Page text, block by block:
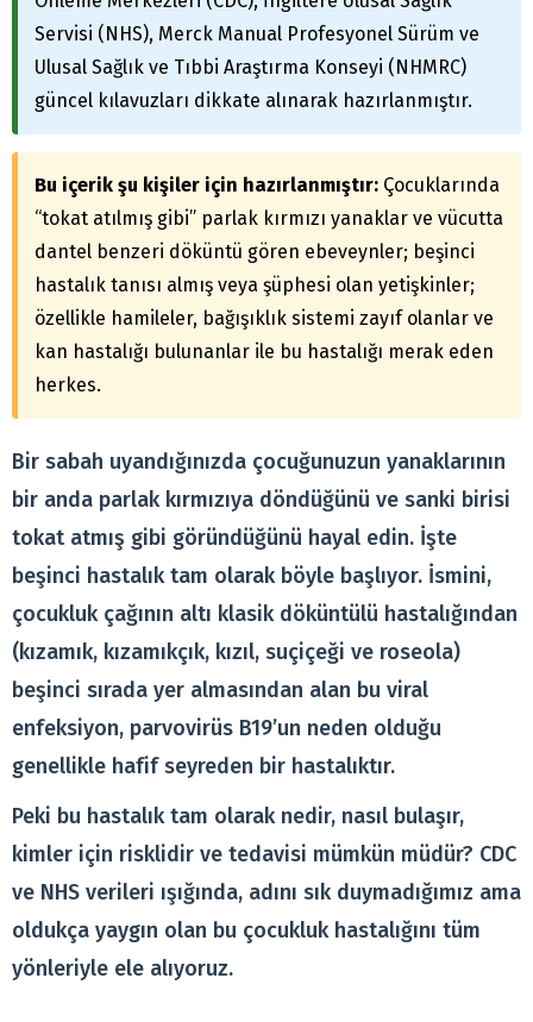
Servisi (NHS), Merck Manual Profesyonel Sürüm ve
Ulusal Sağlık ve Tıbbi Araştırma Konseyi (NHMRC)
güncel kılavuzları dikkate alınarak hazırlanmıştır.
Bu içerik şu kişiler için hazırlanmıştır: Çocuklarında
“tokat atılmış gibi” parlak kırmızı yanaklar ve vücutta
dantel benzeri döküntü gören ebeveynler; beşinci
hastalık tanısı almış veya şüphesi olan yetişkinler;
özellikle hamileler, bağışıklık sistemi zayıf olanlar ve
kan hastalığı bulunanlar ile bu hastalığı merak eden
herkes.
Bir sabah uyandığınızda çocuğunuzun yanaklarının
bir anda parlak kırmızıya döndüğünü ve sanki birisi
tokat atmış gibi göründüğünü hayal edin. İşte
beşinci hastalık tam olarak böyle başlıyor. İsmini,
çocukluk çağının altı klasik döküntülü hastalığından
(kızamık, kızamıkçık, kızıl, suçiçeği ve roseola)
beşinci sırada yer almasından alan bu viral
enfeksiyon, parvovirüs B19’un neden olduğu
genellikle hafif seyreden bir hastalıktır.
Peki bu hastalık tam olarak nedir, nasıl bulaşır,
kimler için risklidir ve tedavisi mümkün müdür? CDC
ve NHS verileri ışığında, adını sık duymadığımız ama
oldukça yaygın olan bu çocukluk hastalığını tüm
yönleriyle ele alıyoruz.